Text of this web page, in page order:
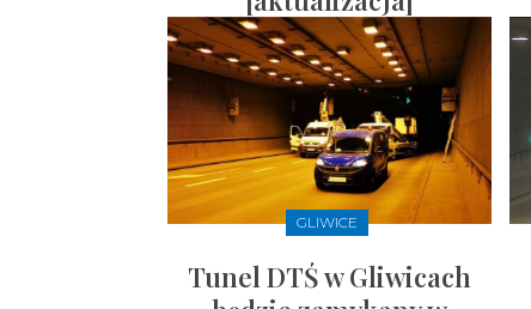
GLIWICE
Tunel DTŚ w Gliwicach